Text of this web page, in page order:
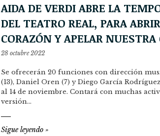
AIDA DE VERDI ABRE LA
DEL TEATRO REAL, PARA
CORAZÓN Y APELAR
28 octubre 2022
Se ofrecerán 20 funciones con dirección
(13), Daniel Oren (7) y Diego García
al 14 de noviembre. Contará con muchas
versión…
Sigue leyendo »